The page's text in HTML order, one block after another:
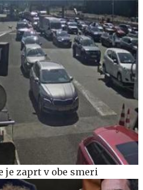
je zaprt v obe smeri